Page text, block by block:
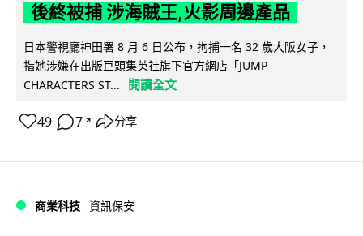
後終被捕 涉海賊王,火影周邊產品
日本警視廳神田署 8 月 6 日公布，拘捕一名 32 歲大阪女子，
指她涉嫌在出版巨頭集英社旗下官方網店「JUMP
CHARACTERS ST...
閱讀全文
49 7 ↗ 分享
商業科技 資訊保安